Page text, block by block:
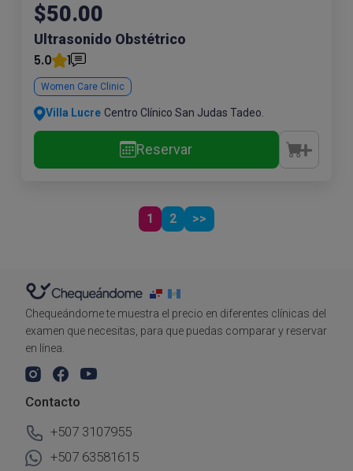
$50.00
Ultrasonido Obstétrico
5.0
1
Women Care Clinic
Villa Lucre Centro Clínico San Judas Tadeo.
Reservar
1 2 >>
Chequeándome te muestra el precio en diferentes clínicas del
examen que necesitas, para que puedas comparar y reservar
en línea.
Contacto
+507 3107955
+507 63581615